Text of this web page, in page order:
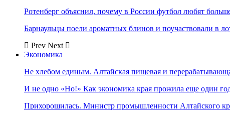
Ротенберг объяснил, почему в России футбол любят
Барнаульцы поели ароматных блинов и поучаствовали в
Prev Next
Экономика
Не хлебом единым. Алтайская пищевая и
И не одно «Но!» Как экономика края прожила еще один
Прихорошилась. Министр промышленности Алтайского